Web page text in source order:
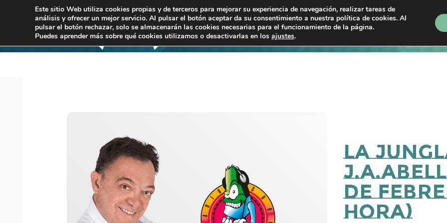
Próximos shows En directo
La
de
Hora)
Este sitio Web utiliza cookies propias y de terceros para mejorar su experiencia de navegación, realizar tareas de
análisis y ofrecer un mejor servicio. Al pulsar el botón aceptar da su consentimiento a nuestra política de cookies. Al
pulsar el botón rechazar, solo se almacenarán las cookies necesarias para el funcionamiento de la página.
Puedes aprender más sobre qué cookies utilizamos o desactivarlas en los ajustes.